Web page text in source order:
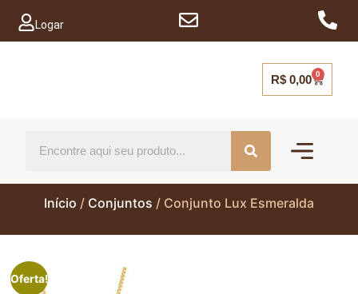
Logar
R$0,00 0
Início / Conjuntos / Conjunto Lux Esmeralda
Oferta!